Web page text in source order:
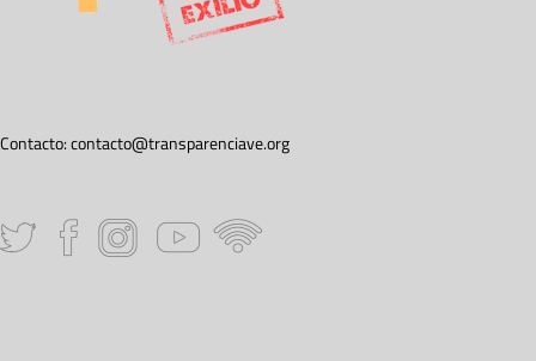
Contacto:contacto@transparenciave.org